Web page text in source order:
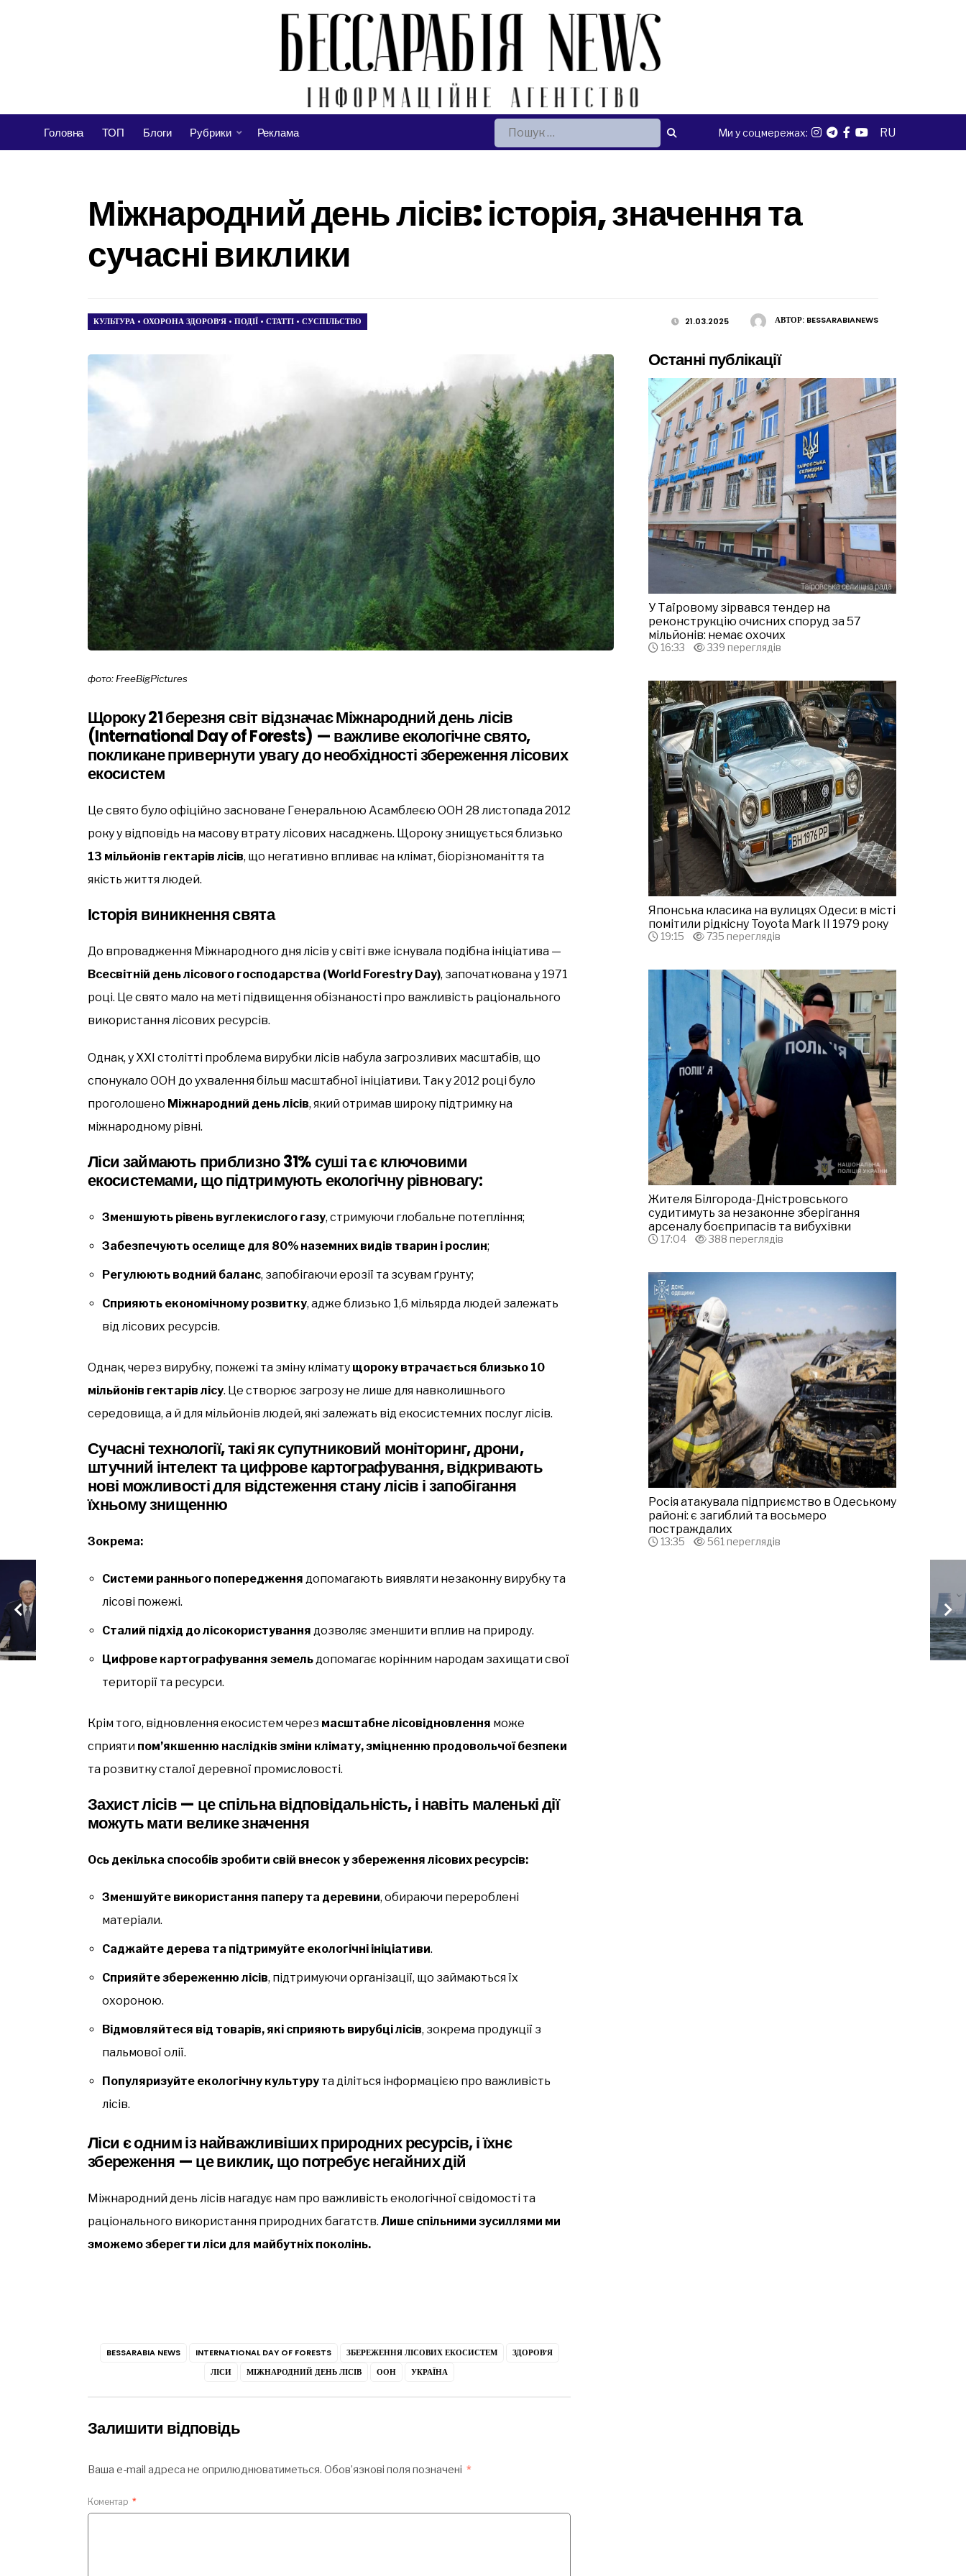
Головна ТОП Блоги Рубрики Реклама Пошук: Ми у соцмережах: RU
Міжнародний день лісів: історія, значення та
сучасні виклики
АВТОР: BESSARABIANEWS
21.03.2025
КУЛЬТУРА • ОХОРОНА ЗДОРОВ’Я • ПОДІЇ • СТАТТІ • СУСПІЛЬСТВО
фото: FreeBigPictures
Щороку 21 березня світ відзначає Міжнародний день лісів
(International Day of Forests) — важливе екологічне свято,
покликане привернути увагу до необхідності збереження лісових
екосистем
Це свято було офіційно засноване Генеральною Асамблеєю ООН 28 листопада 2012
року у відповідь на масову втрату лісових насаджень. Щороку знищується близько
13 мільйонів гектарів лісів, що негативно впливає на клімат, біорізноманіття та
якість життя людей.
Історія виникнення свята
До впровадження Міжнародного дня лісів у світі вже існувала подібна ініціатива —
Всесвітній день лісового господарства (World Forestry Day), започаткована у 1971
році. Це свято мало на меті підвищення обізнаності про важливість раціонального
використання лісових ресурсів.
Однак, у XXI столітті проблема вирубки лісів набула загрозливих масштабів, що
спонукало ООН до ухвалення більш масштабної ініціативи. Так у 2012 році було
проголошено Міжнародний день лісів, який отримав широку підтримку на
міжнародному рівні.
Ліси займають приблизно31% сушіта є ключовими
екосистемами, що підтримують екологічну рівновагу:
Зменшують рівень вуглекислого газу, стримуючи глобальне потепління;
Забезпечують оселище для 80% наземних видів тварин і рослин;
Регулюють водний баланс, запобігаючи ерозії та зсувам ґрунту;
Сприяють економічному розвитку, адже близько 1,6 мільярда людей залежать
від лісових ресурсів.
Однак, через вирубку, пожежі та зміну клімату щороку втрачається близько 10
мільйонів гектарів лісу. Це створює загрозу не лише для навколишнього
середовища, а й для мільйонів людей, які залежать від екосистемних послуг лісів.
Сучасні технології, такі як супутниковий моніторинг, дрони,
штучний інтелект та цифрове картографування, відкривають
нові можливості для відстеження стану лісів і запобігання
їхньому знищенню
Зокрема:
Системи раннього попередження допомагають виявляти незаконну вирубку та
лісові пожежі.
Сталий підхід до лісокористування дозволяє зменшити вплив на природу.
Цифрове картографування земель допомагає корінним народам захищати свої
території та ресурси.
Крім того, відновлення екосистем через масштабне лісовідновлення може
сприяти пом’якшенню наслідків зміни клімату, зміцненню продовольчої безпеки
та розвитку сталої деревної промисловості.
Захист лісів — це спільна відповідальність, і навіть маленькі дії
можуть мати велике значення
Ось декілька способів зробити свій внесок у збереження лісових ресурсів:
Зменшуйте використання паперу та деревини, обираючи перероблені
матеріали.
Саджайте дерева та підтримуйте екологічні ініціативи.
Сприяйте збереженню лісів, підтримуючи організації, що займаються їх
охороною.
Відмовляйтеся від товарів, які сприяють вирубці лісів, зокрема продукції з
пальмової олії.
Популяризуйте екологічну культуру та діліться інформацією про важливість
лісів.
Ліси є одним із найважливіших природних ресурсів, і їхнє
збереження — це виклик, що потребує негайних дій
Міжнародний день лісів нагадує нам про важливість екологічної свідомості та
раціонального використання природних багатств. Лише спільними зусиллями ми
зможемо зберегти ліси для майбутніх поколінь.
BESSARABIA NEWS INTERNATIONAL DAY OF FORESTS ЗБЕРЕЖЕННЯ ЛІСОВИХ ЕКОСИСТЕМ
ЗДОРОВ’Я
ЛІСИ
МІЖНАРОДНИЙ ДЕНЬ ЛІСІВ ООН УКРАЇНА
Залишити відповідь
Ваша e-mail адреса не оприлюднюватиметься. Обов’язкові поля позначені *
Коментар *
Останні публікації
У Таїровому зірвався тендер на
реконструкцію очисних споруд за 57
мільйонів: немає охочих
16:33 339 переглядів
Японська класика на вулицях Одеси: в місті
помітили рідкісну Toyota Mark II 1979 року
19:15 735 переглядів
Жителя Білгорода-Дністровського
судитимуть за незаконне зберігання
арсеналу боєприпасів та вибухівки
17:04 388 переглядів
Росія атакувала підприємство в Одеському
районі: є загиблий та восьмеро
постраждалих
13:35 561 переглядів